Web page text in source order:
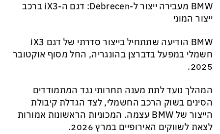
BMW מעבירה ייצור ל-Debrecen: דגם ה-iX3 ברכב
ייצור המוני
BMW הודיעה שתתחיל בייצור סדרתי של דגם iX3
חשמלי במפעל בדברצן בהונגריה, החל מסוף אוקטובר
2025.
המהלך נועד לתת מענה תחרותי נגד המתמודדים
הסינים בשוק הרכב החשמלי, לצד הגדלת קיבולת
הייצור של BMW עצמה. המכוניות הראשונות אמורות
לצאת לשווקים האירופיים במרץ 2026.